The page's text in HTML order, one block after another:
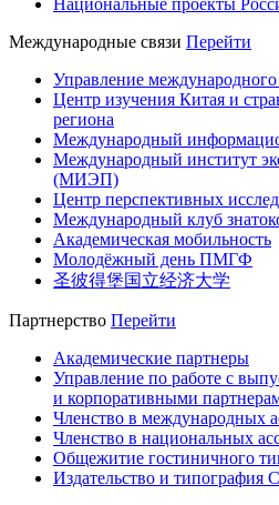
Национальные проекты
Международные связи Перейти
Управление международного
Центр изучения Китая и
региона
Международный
Международный институт
(МИЭП)
Центр перспективных
Международный клуб
Академическая мобильность
Молодёжный день ПМГФ
圣彼得堡国立经济大学
Партнерство Перейти
Академические партнеры
Управление по работе с
и корпоративными
Членство в международных
Членство в национальных
Общежитие гостиничного
Издательство и